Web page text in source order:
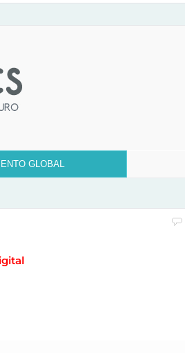
GLOBAL